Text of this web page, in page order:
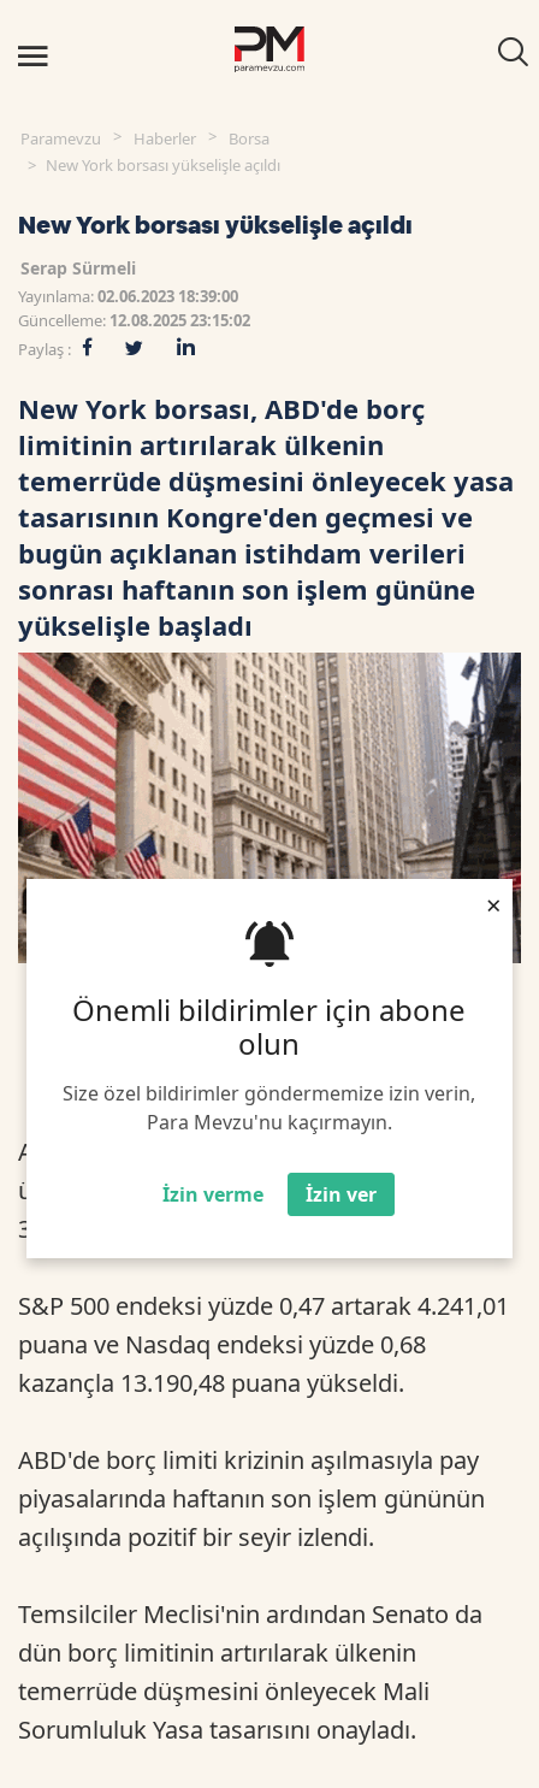
Önemli bildirimler için abone
olun
Size özel bildirimler göndermemize izin verin,
Para Mevzu'nu kaçırmayın.
İzin verme İzin ver
×
Paramevzu Haberler
Borsa
New York borsası yükselişle açıldı
New York borsası yükselişle açıldı
Serap Sürmeli
Yayınlama:02.06.2023 18:39:00
Güncelleme: 12.08.2025 23:15:02
Paylaş :
New York borsası, ABD'de borç
limitinin artırılarak ülkenin
temerrüde düşmesini önleyecek yasa
tasarısının Kongre'den geçmesi ve
bugün açıklanan istihdam verileri
sonrası haftanın son işlem gününe
yükselişle başladı
Açılışta Dow Jones endeksi, 120 puanın
üzerinde değer kazandı ve yüzde 0,38 artışla
33.187,58 puana çıktı.
S&P 500 endeksi yüzde 0,47 artarak 4.241,01
puana ve Nasdaq endeksi yüzde 0,68
kazançla 13.190,48 puana yükseldi.
ABD'de borç limiti krizinin aşılmasıyla pay
piyasalarında haftanın son işlem gününün
açılışında pozitif bir seyir izlendi.
Temsilciler Meclisi'nin ardından Senato da
dün borç limitinin artırılarak ülkenin
temerrüde düşmesini önleyecek Mali
Sorumluluk Yasa tasarısını onayladı.